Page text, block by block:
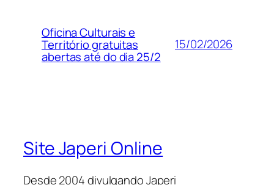
Oficina Culturais e
Território gratuitas
abertas até do dia 25/2
15/02/2026
Site Japeri Online
Desde 2004 divulgando Japeri